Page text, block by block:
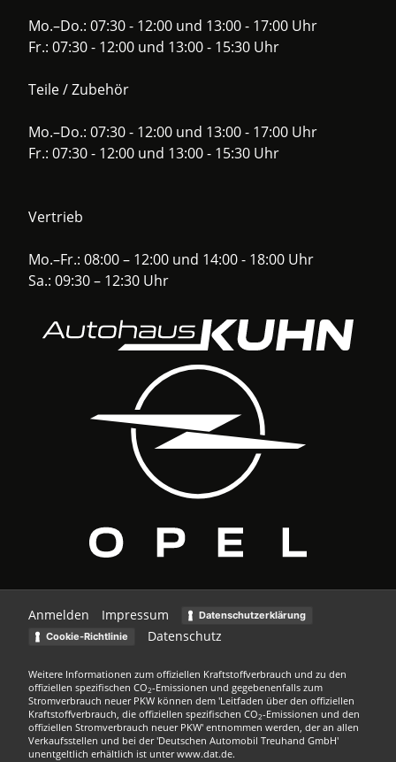
Mo.–Do.: 07:30 - 12:00 und 13:00 - 17:00 Uhr
Fr.: 07:30 - 12:00 und 13:00 - 15:30 Uhr
Teile / Zubehör
Mo.–Do.: 07:30 - 12:00 und 13:00 - 17:00 Uhr
Fr.: 07:30 - 12:00 und 13:00 - 15:30 Uhr
Vertrieb
Mo.–Fr.: 08:00 – 12:00 und 14:00 - 18:00 Uhr
Sa.: 09:30 – 12:30 Uhr
Anmelden Impressum
Datenschutzerklärung
Cookie-Richtlinie
Datenschutz
Weitere Informationen zum offiziellen Kraftstoffverbrauch und zu den
offiziellen spezifischen CO2-Emissionen und gegebenenfalls zum
Stromverbrauch neuer PKW können dem 'Leitfaden über den offiziellen
Kraftstoffverbrauch, die offiziellen spezifischen CO2-Emissionen und den
offiziellen Stromverbrauch neuer PKW' entnommen werden, der an allen
Verkaufsstellen und bei der 'Deutschen Automobil Treuhand GmbH'
unentgeltlich erhältlich ist unter www.dat.de.